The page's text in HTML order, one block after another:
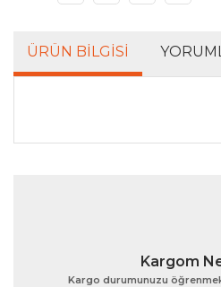
ÜRÜN BILGISI
Bu ürünün fiyat bilgisi, resim,
Ürün açıklamasında eksik
Kargom
Kargo durumunuzu öğrenmek